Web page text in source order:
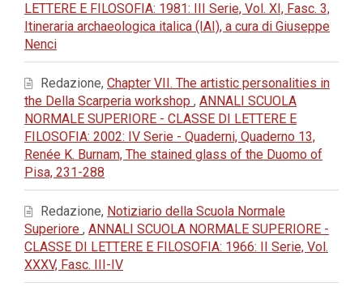
LETTERE E FILOSOFIA: 1981: III Serie, Vol. XI, Fasc. 3,
Itineraria archaeologica italica (IAI), a cura di Giuseppe
Nenci
Redazione, Chapter VII. The artistic personalities in
the Della Scarperia workshop , ANNALI SCUOLA
NORMALE SUPERIORE - CLASSE DI LETTERE E
FILOSOFIA: 2002: IV Serie - Quaderni, Quaderno 13,
Renée K. Burnam, The stained glass of the Duomo of
Pisa, 231-288
Redazione, Notiziario della Scuola Normale
Superiore , ANNALI SCUOLA NORMALE SUPERIORE -
CLASSE DI LETTERE E FILOSOFIA: 1966: II Serie, Vol.
XXXV, Fasc. III-IV